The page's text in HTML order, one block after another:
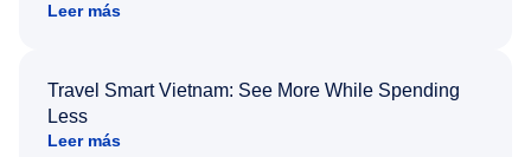
Leer más
Travel Smart Vietnam: See More While Spending
Less
Leer más